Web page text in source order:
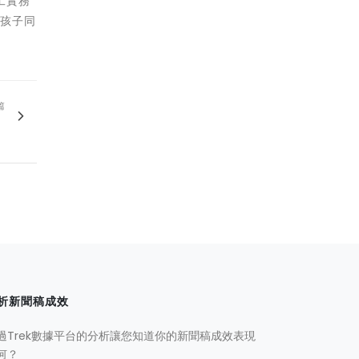
子同
新聞稿成效
Trek數據平台的分析讓您知道你的新聞稿成效表現
？